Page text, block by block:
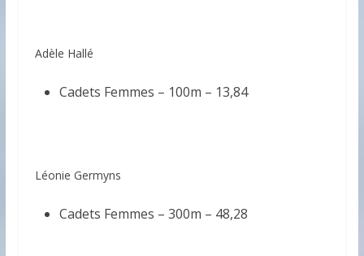
Adèle Hallé
Cadets Femmes – 100m – 13,84
Léonie Germyns
Cadets Femmes – 300m – 48,28